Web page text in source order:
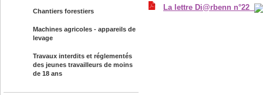
Chantiers forestiers
Machines agricoles - appareils de
levage
Travaux interdits et réglementés
des jeunes travailleurs de moins
de 18 ans
La lettre Di@rbenn n°22